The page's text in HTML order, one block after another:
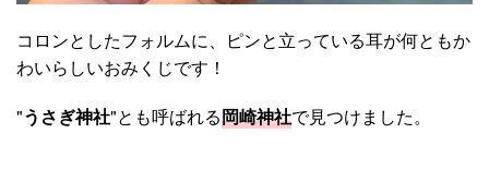
コロンとしたフォルムに、ピンと立っている耳が何ともか
わいらしいおみくじです！
"うさぎ神社"とも呼ばれる岡崎神社で見つけました。